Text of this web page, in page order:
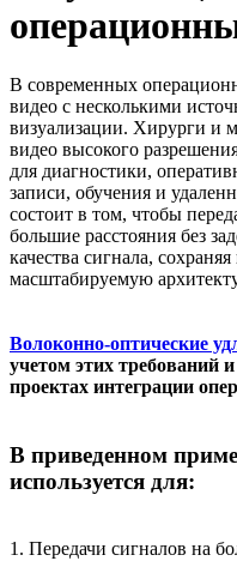
В современных
видео с несколькими
визуализации. Хирурги и
видео высокого
для диагностики,
записи, обучения и
состоит в том, чтобы
большие расстояния без
качества сигнала,
масштабируемую
Волоконно-оптические
учетом этих требований
проектах интеграции
В приведенном
используется для:
1. Передачи сигналов на